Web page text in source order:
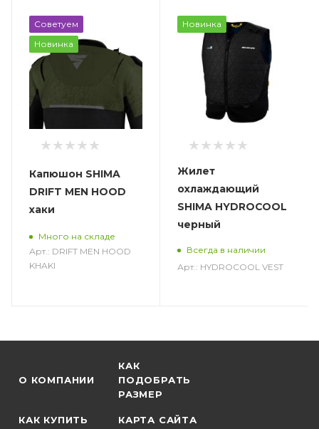
Советуем
Новинка
Капюшон SHIMA
DRIFT MEN HOOD
хаки
Много на складе
Арт.: DRIFT MEN HOOD
KHAKI
Новинка
Жилет
охлаждающий
SHIMA HYDROCOOL
черный
Всегда в наличии
Арт.: HYDROCOOL VEST
О КОМПАНИИ
КАК
ПОДОБРАТЬ
РАЗМЕР
КАК КУПИТЬ КАРТА САЙТА